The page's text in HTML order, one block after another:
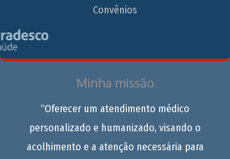
Convênios
Minha missão
“Oferecer um atendimento médico
personalizado e humanizado, visando o
acolhimento e a atenção necessária para